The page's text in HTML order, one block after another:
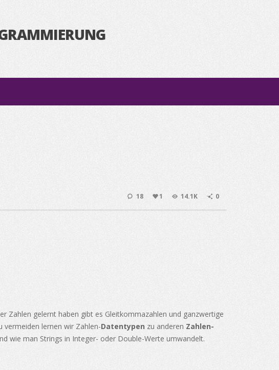
18 1 14.1K 0
Zahlen gelernt haben gibt es Gleitkommazahlen und ganzwertige
vermeiden lernen wir Zahlen-Datentypen zu anderen Zahlen-
wie man Strings in Integer- oder Double-Werte umwandelt.